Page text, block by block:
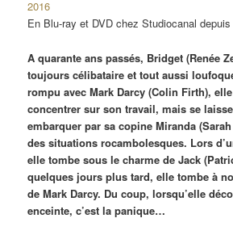
2016
En Blu-ray et DVD chez Studiocanal
A quarante ans passés, Bridget (Renée
toujours célibataire et tout aussi
rompu avec Mark Darcy (Colin Firth),
concentrer sur son travail, mais se
embarquer par sa copine Miranda
des situations rocambolesques. Lors
elle tombe sous le charme de Jack
quelques jours plus tard, elle tombe à
de Mark Darcy. Du coup, lorsqu’elle
enceinte, c’est la panique…